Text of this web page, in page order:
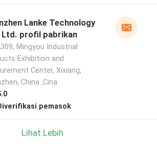
Lanke Technology
Ltd. profil pabrikan
Mingyou Industrial
Exhibition and
Center, Xixiang,
China ,Cina
pemasok
Lihat Lebih